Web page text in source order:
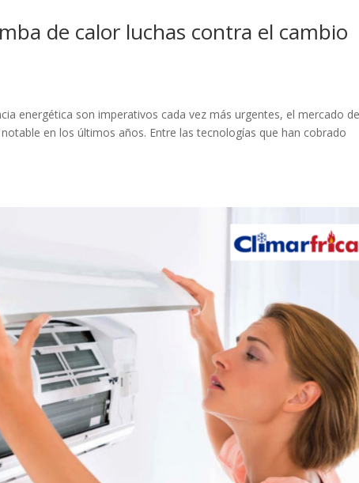
de calor luchas contra el cambio
energética son imperativos cada vez más urgentes, el mercado
en los últimos años. Entre las tecnologías que han cobrado